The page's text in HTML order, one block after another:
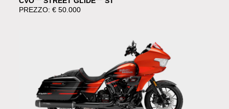
PREZZO: € 50.000